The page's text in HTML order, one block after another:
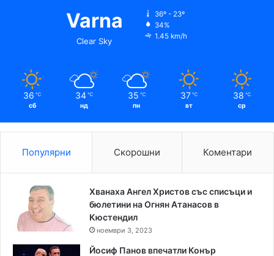
Varna
Clear Sky
36º - 23º
34%
1.45 km/h
36 ℃
сб
34 ℃
нд
35 ℃
пн
37 ℃
вт
38 ℃
ср
Популярни Скорошни Коментари
Хванаха Ангел Христов със списъци и
бюлетини на Огнян Атанасов в
Кюстендил
ноември 3, 2023
Йосиф Панов впечатли Конър